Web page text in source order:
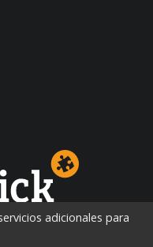
adicionales para